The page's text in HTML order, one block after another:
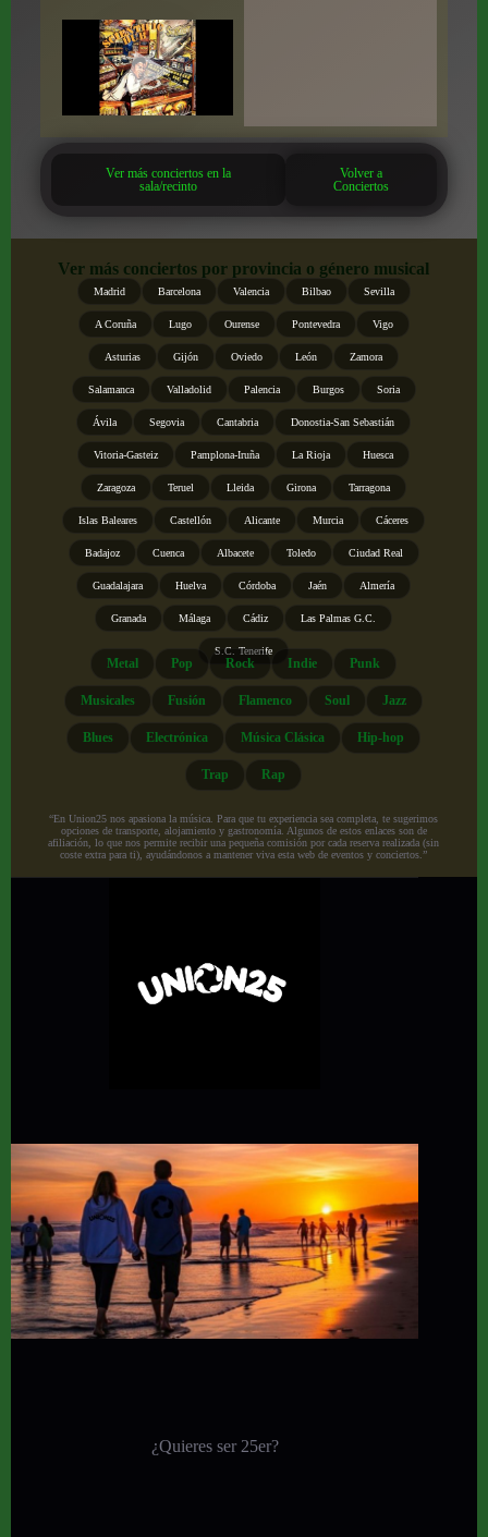
Ver más conciertos en la
sala/recinto
Volver a
Conciertos
Ver más conciertos por provincia o género musical
Madrid Barcelona Valencia Bilbao Sevilla
A Coruña Lugo Ourense Pontevedra Vigo
Asturias Gijón Oviedo León Zamora
Salamanca Valladolid Palencia Burgos Soria
Ávila Segovia Cantabria Donostia-San Sebastián
Vitoria-Gasteiz Pamplona-Iruña La Rioja Huesca
Zaragoza Teruel Lleida Girona Tarragona
Islas Baleares Castellón Alicante Murcia Cáceres
Badajoz Cuenca Albacete Toledo Ciudad Real
Guadalajara Huelva Córdoba Jaén Almería
Granada Málaga Cádiz Las Palmas G.C.
S.C. Tenerife
Metal Pop Rock Indie Punk
Musicales Fusión Flamenco Soul Jazz
Blues Electrónica Música Clásica Hip-hop
Trap Rap
“En Union25 nos apasiona la música. Para que tu experiencia sea completa, te sugerimos
opciones de transporte, alojamiento y gastronomía. Algunos de estos enlaces son de
afiliación, lo que nos permite recibir una pequeña comisión por cada reserva realizada (sin
coste extra para ti), ayudándonos a mantener viva esta web de eventos y conciertos.”
¿Quieres ser 25er?